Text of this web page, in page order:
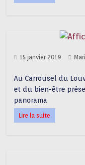
15 janvier 2019
Au Carrousel du
et du bien-être
panorama
Lire la suite